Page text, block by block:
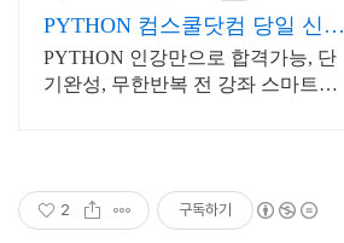
PYTHON 컴스쿨닷컴 당일 신청
&결제시 기프티콘!
PYTHON 인강만으로 합격가능, 단
기완성, 무한반복 전 강좌 스마트폰
2 구독하기